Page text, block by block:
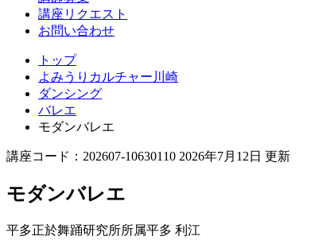
講座リクエスト
お問い合わせ
トップ
よみうりカルチャー川崎
ダンシング
バレエ
モダンバレエ
講座コード：202607-10630110 2026年7月12日 更新
モダンバレエ
平多正於舞踊研究所所属平多 利江